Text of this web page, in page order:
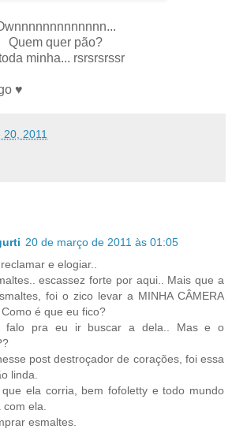
Quem quer pão?
minha... rsrsrsrssr
♥
20, 2011
20 de março de 2011 às 01:05
e elogiar..
escassez forte por aqui.. Mais que a
foi o zico levar a MINHA CÂMERA
é que eu fico?
falo pra eu ir buscar a dela.. Mas e o
post destroçador de corações, foi essa
linda.
que ela corria, bem fofoletty e todo mundo
ela.
esmaltes.